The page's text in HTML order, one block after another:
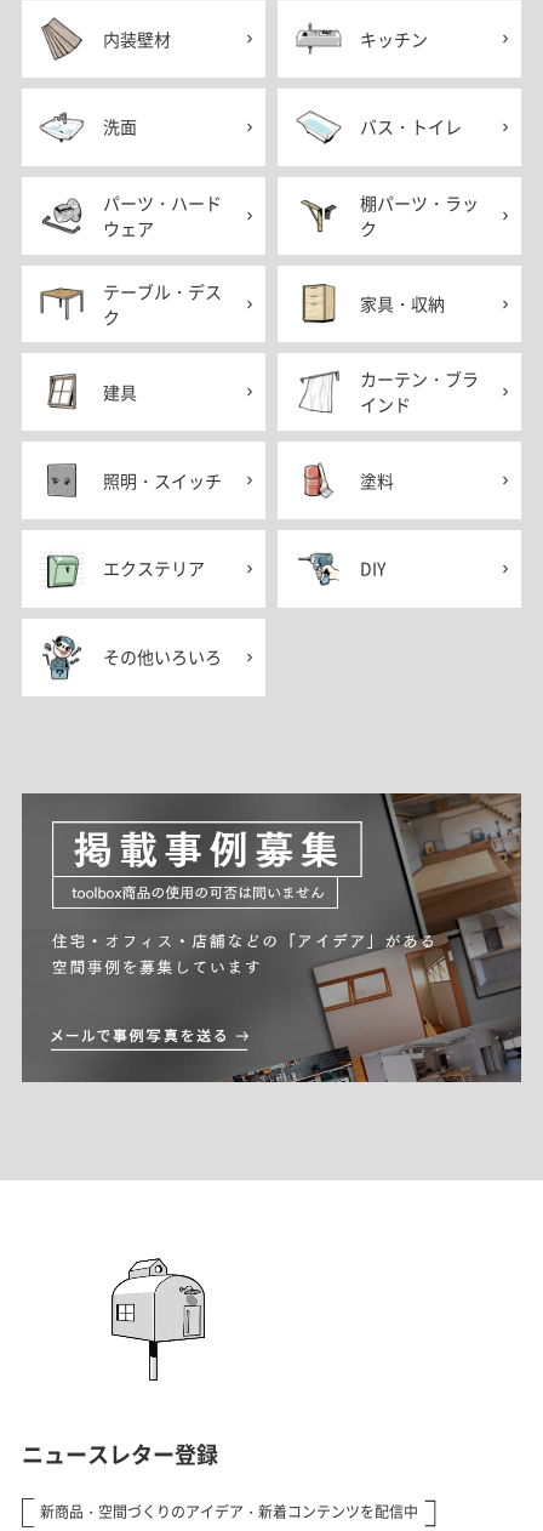
内装壁材 キッチン
洗面 バス・トイレ
パーツ・ハード
ウェア
棚パーツ・ラッ
ク
テーブル・デス
ク
家具・収納
建具
カーテン・ブラ
インド
照明・スイッチ 塗料
エクステリア DIY
その他いろいろ